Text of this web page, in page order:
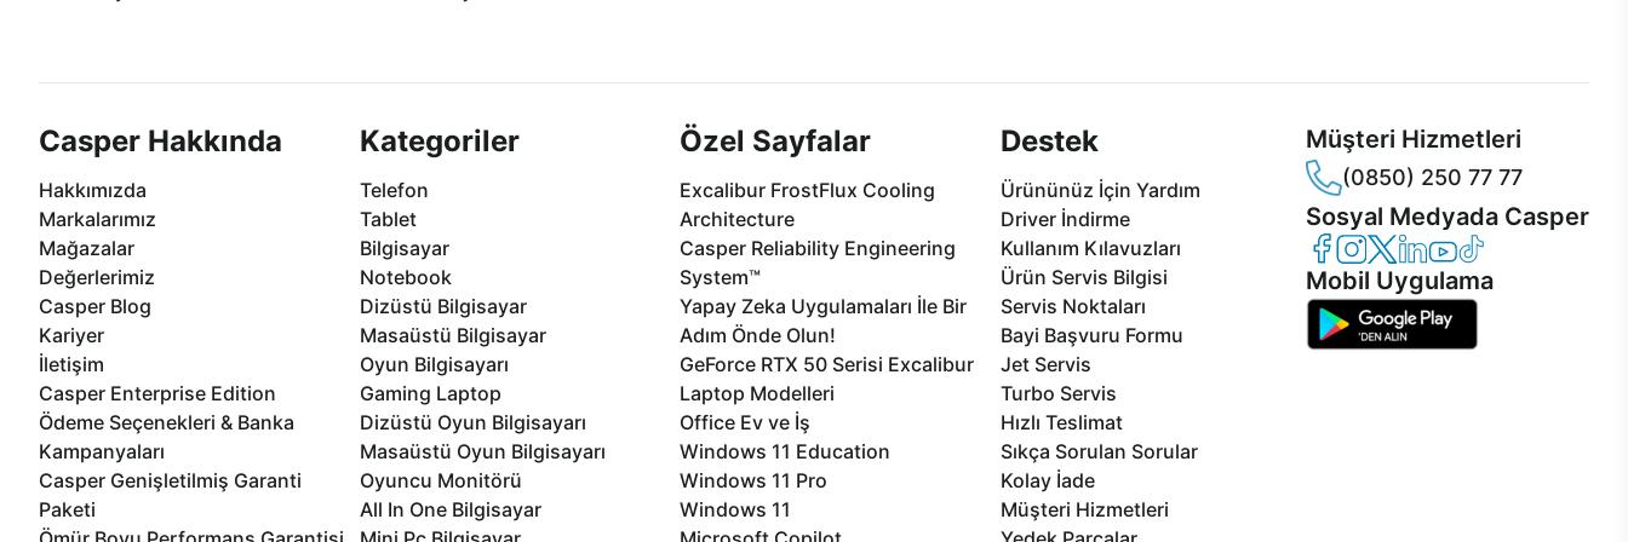
Casper Hakkında
Hakkımızda
Markalarımız
Mağazalar
Değerlerimiz
Casper Blog
Kariyer
İletişim
Casper Enterprise Edition
Ödeme Seçenekleri & Banka
Kampanyaları
Casper Genişletilmiş Garanti
Paketi
Kategoriler
Telefon
Tablet
Bilgisayar
Notebook
Dizüstü Bilgisayar
Masaüstü Bilgisayar
Oyun Bilgisayarı
Gaming Laptop
Dizüstü Oyun Bilgisayarı
Masaüstü Oyun Bilgisayarı
Oyuncu Monitörü
All In One Bilgisayar
Özel Sayfalar
Excalibur FrostFlux Cooling
Architecture
Casper Reliability Engineering
System™
Yapay Zeka Uygulamaları İle Bir
Adım Önde Olun!
GeForce RTX 50 Serisi Excalibur
Laptop Modelleri
Office Ev ve İş
Windows 11 Education
Windows 11 Pro
Windows 11
Destek
Ürününüz İçin Yardım
Driver İndirme
Kullanım Kılavuzları
Ürün Servis Bilgisi
Servis Noktaları
Bayi Başvuru Formu
Jet Servis
Turbo Servis
Hızlı Teslimat
Sıkça Sorulan Sorular
Kolay İade
Müşteri Hizmetleri
Müşteri Hizmetleri
(0850) 250 77 77
Sosyal Medyada Casper
Casper Facebook
Casper Instagram
Casper Twitter
Casper LinkedIn
Casper YouTube
Casper TikTok
Mobil Uygulama